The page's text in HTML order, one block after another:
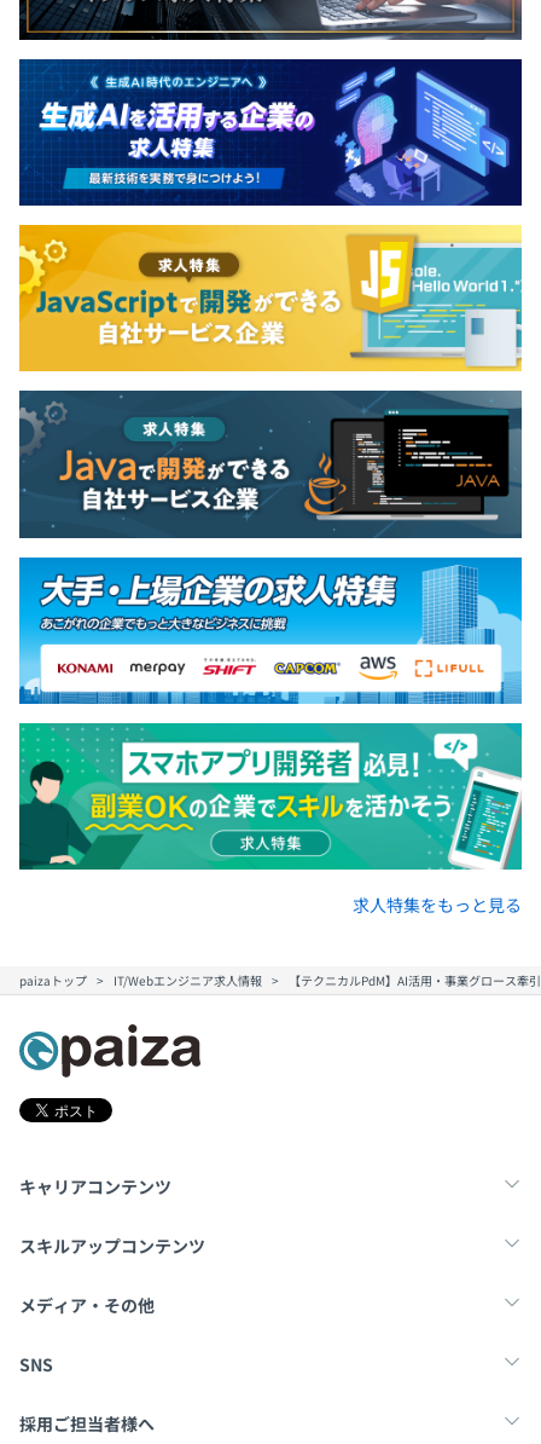
求人特集をもっと見る
paizaトップ IT/Webエンジニア求人情報 【テクニカルPdM】AI活用・事業グロース
キャリアコンテンツ
転職・キャリア
スキルアップコンテンツ
学習
メディア・その他
Tech Team Journal
SNS
X
採用ご担当者様へ